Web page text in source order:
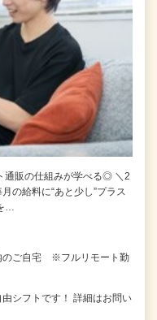
通販の仕組みが学べる◎ ＼2
の給料に“あと少し”プラス
…
のご自宅 ※フルリモート勤
シフトです！ 詳細はお問い